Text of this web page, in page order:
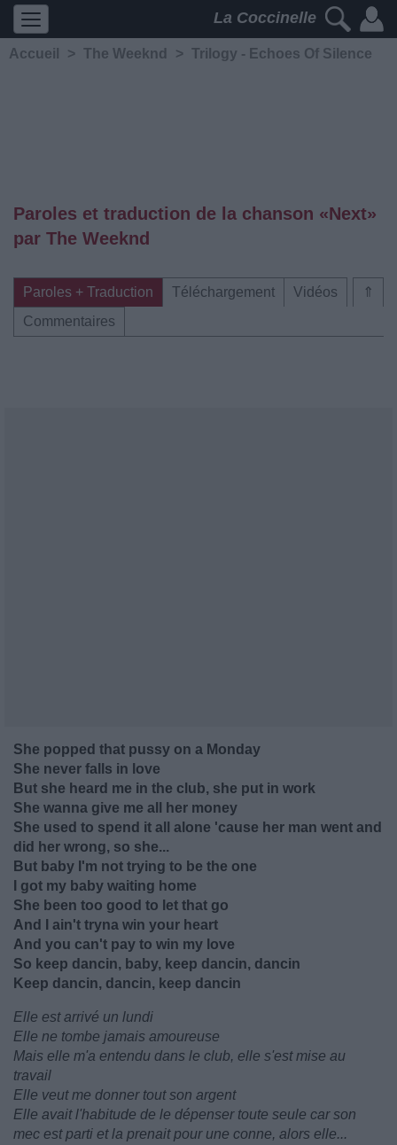
La Coccinelle
Accueil > The Weeknd > Trilogy - Echoes Of Silence
Paroles et traduction de la chanson «Next»
par The Weeknd
⇑
Paroles + Traduction Téléchargement
Vidéos
Commentaires
She popped that pussy on a Monday
She never falls in love
But she heard me in the club, she put in work
She wanna give me all her money
She used to spend it all alone 'cause her man went and
did her wrong, so she...
But baby I'm not trying to be the one
I got my baby waiting home
She been too good to let that go
And I ain't tryna win your heart
And you can't pay to win my love
So keep dancin, baby, keep dancin, dancin
Keep dancin, dancin, keep dancin
Elle est arrivé un lundi
Elle ne tombe jamais amoureuse
Mais elle m'a entendu dans le club, elle s'est mise au
travail
Elle veut me donner tout son argent
Elle avait l'habitude de le dépenser toute seule car son
mec est parti et la prenait pour une conne, alors elle...